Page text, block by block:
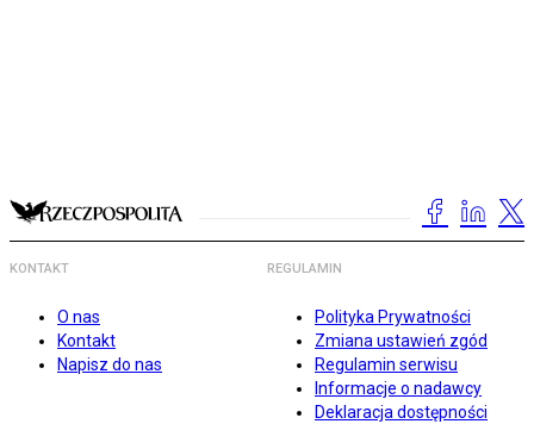
KONTAKT
O nas
Kontakt
Napisz do nas
REGULAMIN
Polityka Prywatności
Zmiana ustawień zgód
Regulamin serwisu
Informacje o nadawcy
Deklaracja dostępności